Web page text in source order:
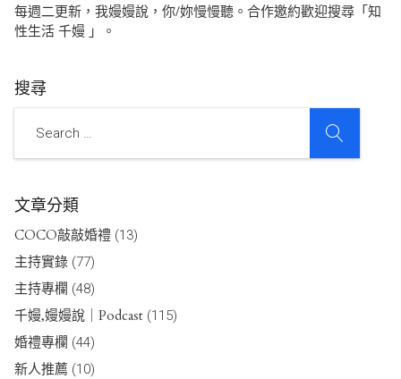
每週二更新，我嫚嫚說，你/妳慢慢聽。合作邀約歡迎搜尋「知
性生活 千嫚 」。
搜尋
文章分類
COCO敲敲婚禮 (13)
主持實錄 (77)
主持專欄 (48)
千嫚,嫚嫚說｜Podcast (115)
婚禮專欄 (44)
新人推薦 (10)